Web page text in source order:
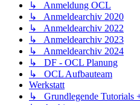
↳ Anmeldung OCL
↳ Anmeldearchiv 2020
↳ Anmeldearchiv 2022
↳ Anmeldearchiv 2023
↳ Anmeldearchiv 2024
↳ DF - OCL Planung
↳ OCL Aufbauteam
Werkstatt
↳ Grundlegende Tutorials